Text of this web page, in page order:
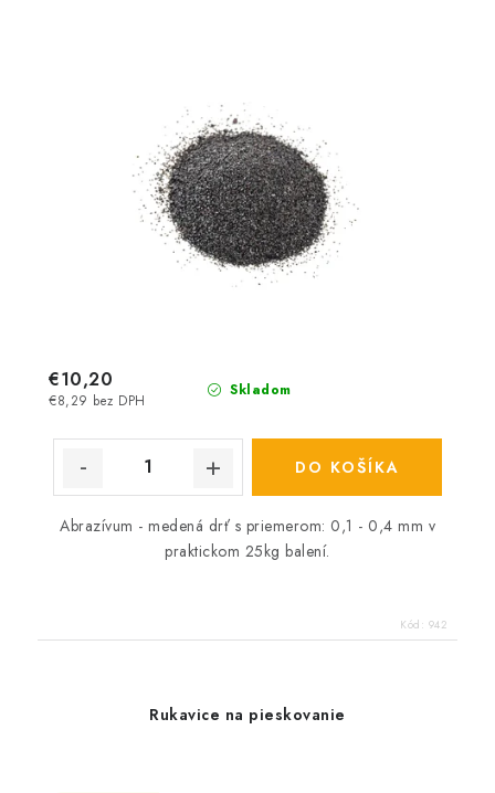
Skladom
€8,29 bez DPH
€10,20
DO KOŠÍKA
Abrazívum - medená drť s priemerom: 0,1 - 0,4 mm v
praktickom 25kg balení.
Kód: 942
Rukavice na pieskovanie